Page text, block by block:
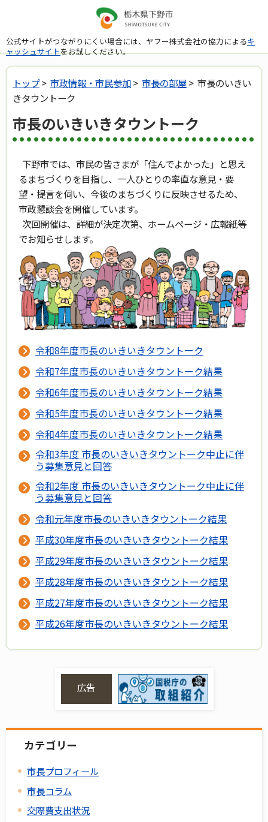
公式サイトがつながりにくい場合には、ヤフー株式会社の協力によるキ
ャッシュサイトをお試しください。
トップ> 市政情報・市民参加> 市長の部屋> 市長のいきい
きタウントーク
市長のいきいきタウントーク
下野市では、市民の皆さまが「住んでよかった」と思え
るまちづくりを目指し、一人ひとりの率直な意見・要
望・提言を伺い、今後のまちづくりに反映させるため、
市政懇談会を開催しています。
次回開催は、詳細が決定次第、ホームページ・広報紙等
でお知らせします。
令和8年度市長のいきいきタウントーク
令和7年度市長のいきいきタウントーク結果
令和6年度市長のいきいきタウントーク結果
令和5年度市長のいきいきタウントーク結果
令和4年度市長のいきいきタウントーク結果
令和3年度 市長のいきいきタウントーク中止に伴
う募集意見と回答
令和2年度 市長のいきいきタウントーク中止に伴
う募集意見と回答
令和元年度市長のいきいきタウントーク結果
平成30年度市長のいきいきタウントーク結果
平成29年度市長のいきいきタウントーク結果
平成28年度市長のいきいきタウントーク結果
平成27年度市長のいきいきタウントーク結果
平成26年度市長のいきいきタウントーク結果
広告
カテゴリー
市長プロフィール
市長コラム
交際費支出状況